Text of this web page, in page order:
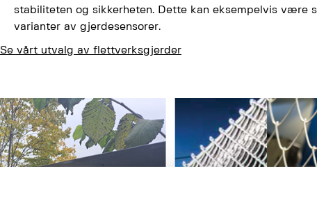
stabiliteten og sikkerheten. Dette kan eksempelvis være
varianter av gjerdesensorer.
Se vårt utvalg av flettverksgjerder